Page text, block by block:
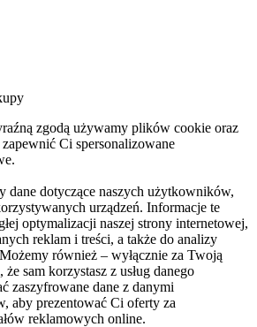
zgodą używamy plików cookie oraz
Ci spersonalizowane
dane dotyczące naszych użytkowników,
urządzeń. Informacje te
optymalizacji naszej strony internetowej,
reklam i treści, a także do analizy
również – wyłącznie za Twoją
sam korzystasz z usług danego
zaszyfrowane dane z danymi
aby prezentować Ci oferty za
reklamowych online.